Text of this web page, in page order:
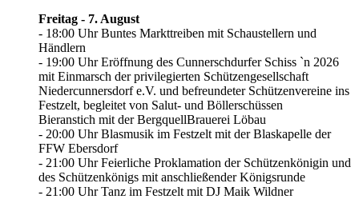
Freitag - 7. August
- 18:00 Uhr Buntes Markttreiben mit Schaustellern und
Händlern
- 19:00 Uhr Eröffnung des Cunnerschdurfer Schiss `n 2026
mit Einmarsch der privilegierten Schützengesellschaft
Niedercunnersdorf e.V. und befreundeter Schützenvereine ins
Festzelt, begleitet von Salut- und Böllerschüssen
Bieranstich mit der BergquellBrauerei Löbau
- 20:00 Uhr Blasmusik im Festzelt mit der Blaskapelle der
FFW Ebersdorf
- 21:00 Uhr Feierliche Proklamation der Schützenkönigin und
des Schützenkönigs mit anschließender Königsrunde
- 21:00 Uhr Tanz im Festzelt mit DJ Maik Wildner